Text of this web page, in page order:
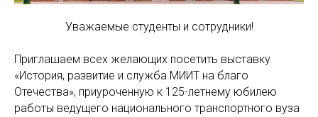
Уважаемые студенты и сотрудники!
Приглашаем всех желающих посетить выставку
«История, развитие и служба МИИТ на благо
Отечества», приуроченную к 125-летнему юбилею
работы ведущего национального транспортного вуза